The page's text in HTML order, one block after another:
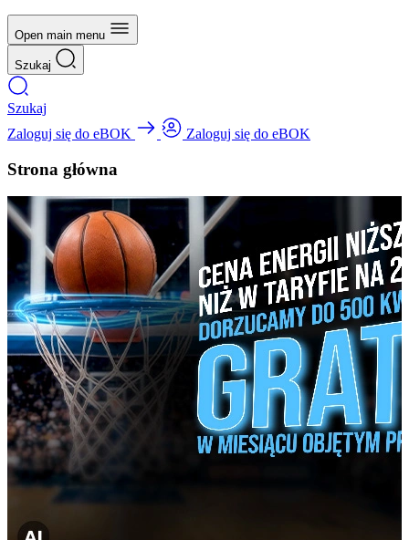
Open main menu
Szukaj
Szukaj
Zaloguj się do eBOK
Zaloguj się do eBOK
Strona główna